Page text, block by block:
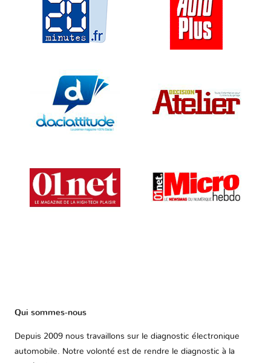
Qui sommes-nous
Depuis 2009 nous travaillons sur le diagnostic électronique
automobile. Notre volonté est de rendre le diagnostic à la